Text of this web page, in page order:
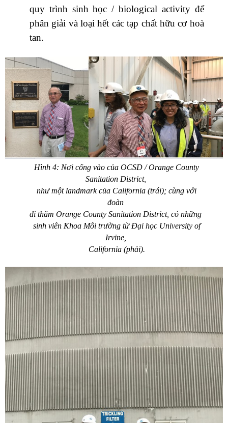
quy trình sinh học / biological activity để
phân giải và loại hết các tạp chất hữu cơ hoà
tan.
Hình 4: Nơi cổng vào của OCSD / Orange County
Sanitation District,
như một landmark của California (trái); cùng với
đoàn
đi thăm Orange County Sanitation District, có những
sinh viên Khoa Môi trường từ Đại học University of
Irvine,
California (phải).